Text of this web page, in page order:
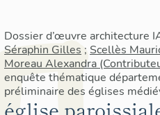
Dossier d’œuvre architecture
Séraphin Gilles ; Scellès
Moreau Alexandra
enquête thématique
préliminaire des églises
église